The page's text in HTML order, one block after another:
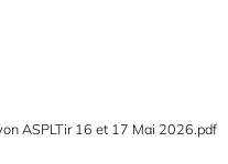
ASPLTir 16 et 17 Mai 2026.pdf